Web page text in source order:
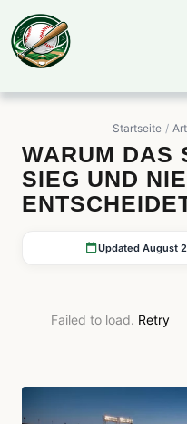
Startseite
WARUM DAS
SIEG UND
Updated August
Failed to load. Retry